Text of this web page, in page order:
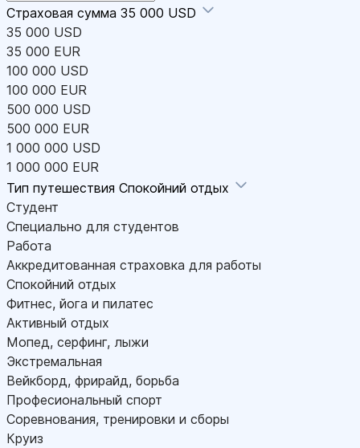
Страховая сумма 35 000 USD
35 000 USD
35 000 EUR
100 000 USD
100 000 EUR
500 000 USD
500 000 EUR
1 000 000 USD
1 000 000 EUR
Тип путешествия Спокойний отдых
Студент
Специально для студентов
Работа
Аккредитованная страховка для работы
Спокойний отдых
Фитнес, йога и пилатес
Активный отдых
Мопед, серфинг, лыжи
Экстремальная
Вейкборд, фрирайд, борьба
Професиональный спорт
Соревнования, тренировки и сборы
Круиз